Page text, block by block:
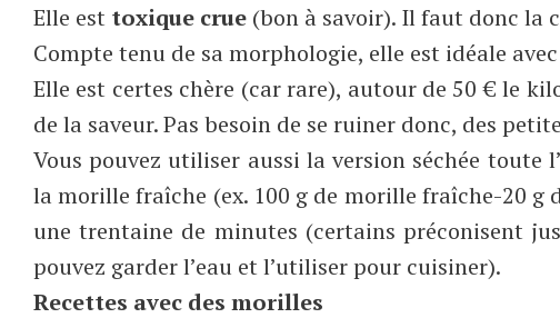
Elle est toxique crue (bon à savoir). Il faut donc la
Compte tenu de sa morphologie, elle est idéale
Elle est certes chère (car rare), autour de 50 € le
de la saveur. Pas besoin de se ruiner donc, des
Vous pouvez utiliser aussi la version séchée
la morille fraîche (ex. 100 g de morille fraîche-20 g
une trentaine de minutes (certains préconisent
pouvez garder l’eau et l’utiliser pour cuisiner).
Recettes avec des morilles